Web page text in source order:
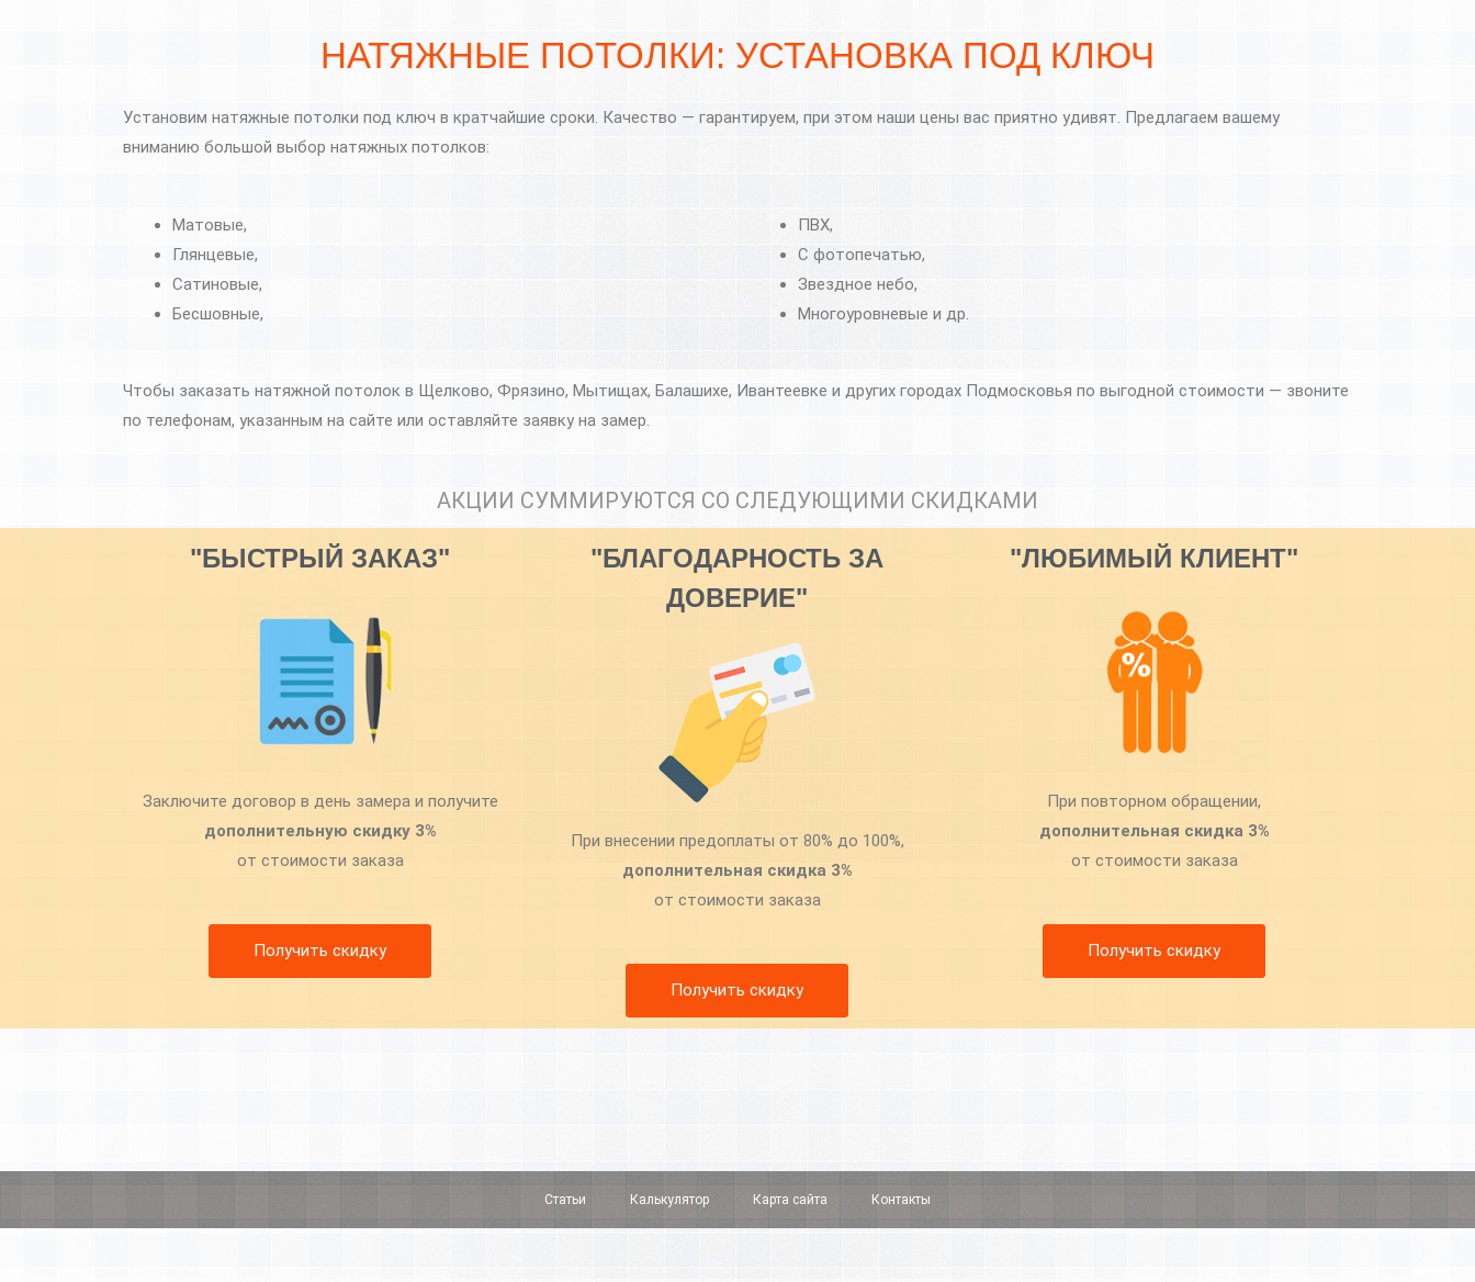
НАТЯЖНЫЕ ПОТОЛКИ: УСТАНОВКА ПОД КЛЮЧ
Установим натяжные потолки под ключ в кратчайшие сроки. Качество — гарантируем, при этом наши цены вас приятно удивят. Предлагаем вашему
вниманию большой выбор натяжных потолков:
Матовые,
Глянцевые,
Сатиновые,
Бесшовные,
ПВХ,
С фотопечатью,
Звездное небо,
Многоуровневые и др.
Чтобы заказать натяжной потолок в Щелково, Фрязино, Мытищах, Балашихе, Ивантеевке и других городах Подмосковья по выгодной стоимости — звоните
по телефонам, указанным на сайте или оставляйте заявку на замер.
АКЦИИ СУММИРУЮТСЯ СО СЛЕДУЮЩИМИ СКИДКАМИ
"БЫСТРЫЙ ЗАКАЗ"
Заключите договор в день замера и получите
дополнительную скидку 3%
от стоимости заказа
Получить скидку
"БЛАГОДАРНОСТЬ ЗА
ДОВЕРИЕ"
При внесении предоплаты от 80% до 100%,
дополнительная скидка 3%
от стоимости заказа
Получить скидку
"ЛЮБИМЫЙ КЛИЕНТ"
При повторном обращении,
дополнительная скидка 3%
от стоимости заказа
Получить скидку
Статьи Калькулятор Карта сайта Контакты